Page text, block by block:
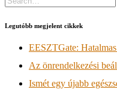
Legutóbb megjelent cikkek
EESZTGate:
Az önrendelkezési
Ismét egy újabb